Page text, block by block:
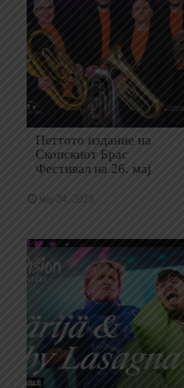
Петтото издание на
Скопскиот Брас
Фестивал на 26. мај
мај 24, 2025